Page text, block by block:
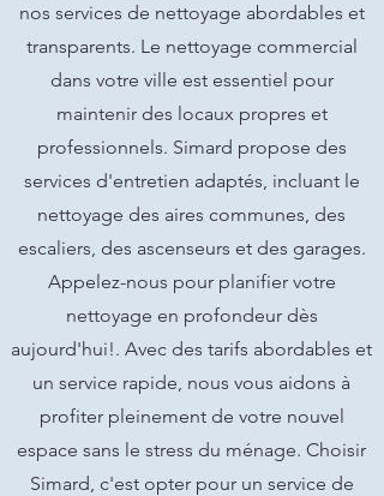
nos services de nettoyage abordables et
transparents. Le nettoyage commercial
dans votre ville est essentiel pour
maintenir des locaux propres et
professionnels. Simard propose des
services d'entretien adaptés, incluant le
nettoyage des aires communes, des
escaliers, des ascenseurs et des garages.
Appelez-nous pour planifier votre
nettoyage en profondeur dès
aujourd'hui!. Avec des tarifs abordables et
un service rapide, nous vous aidons à
profiter pleinement de votre nouvel
espace sans le stress du ménage. Choisir
Simard, c'est opter pour un service de